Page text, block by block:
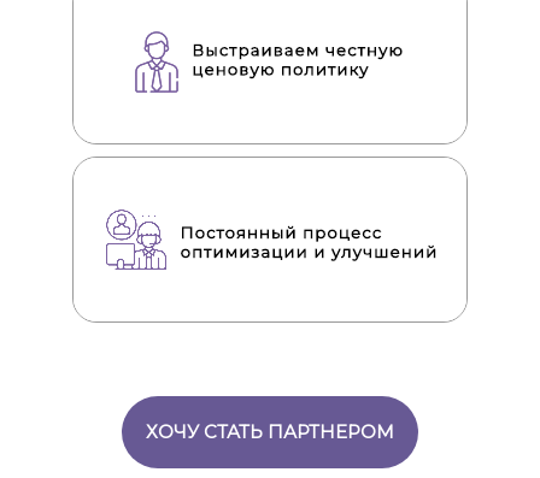
ХОЧУ СТАТЬ ПАРТНЕРОМ